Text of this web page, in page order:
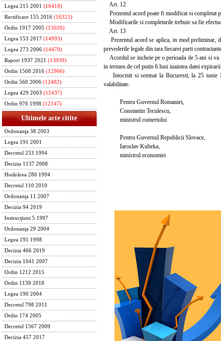
Legea 215 2001 (16418)
Rectificare 155 2016 (16321)
Ordin 1917 2005 (15026)
Legea 153 2017 (14993)
Legea 273 2006 (14470)
Raport 1937 2021 (13939)
Ordin 1508 2016 (12966)
Ordin 560 2006 (12482)
Legea 429 2003 (12437)
Ordin 976 1998 (12147)
Ultimele acte citite
Ordonanţa 38 2003
Legea 191 2001
Decretul 253 1994
Decizia 1137 2008
Hotărârea 280 1994
Decretul 110 2010
Ordonanţa 11 2007
Decizia 94 2019
Instrucţiuni 5 1997
Ordonanţa 29 2004
Legea 191 1998
Decizia 466 2019
Decizia 1041 2007
Ordin 1212 2015
Ordin 1139 2018
Legea 190 2004
Decretul 798 2011
Ordin 174 2005
Decretul 1567 2009
Decizia 457 2017
Art. 12
Prezentul acord poate fi modificat si completat
Modificarile si completarile trebuie sa fie
Art. 13
Prezentul acord se aplica, in mod preliminar,
prevederile legale din tara fiecarei parti
Acordul se incheie pe o perioada de 5 ani si va
in termen de cel putin 6 luni inaintea datei
Intocmit si semnat la Bucuresti, la 25 iunie
valabilitate.
Pentru Guvernul Romaniei,
Constantin Teculescu,
ministrul comertului
Pentru Guvernul Republicii Slovace,
Iaroslav Kubeka,
ministrul economiei